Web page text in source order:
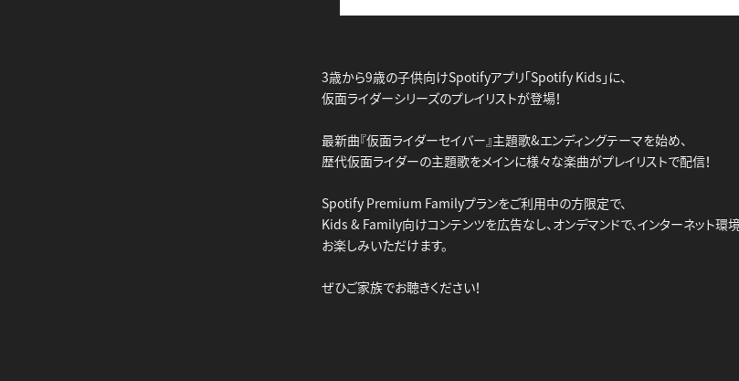
3歳から9歳の子供向けSpotifyアプリ「Spotify Kids」に、
仮面ライダーシリーズのプレイリストが登場！
最新曲『仮面ライダーセイバー』主題歌&エンディングテーマを始め、
歴代仮面ライダーの主題歌をメインに様々な楽曲がプレイリストで配信！
Spotify Premium Familyプランをご利用中の方限定で、
Kids & Family向けコンテンツを広告なし、オンデマンドで、インターネット環
お楽しみいただけます。
ぜひご家族でお聴きください！